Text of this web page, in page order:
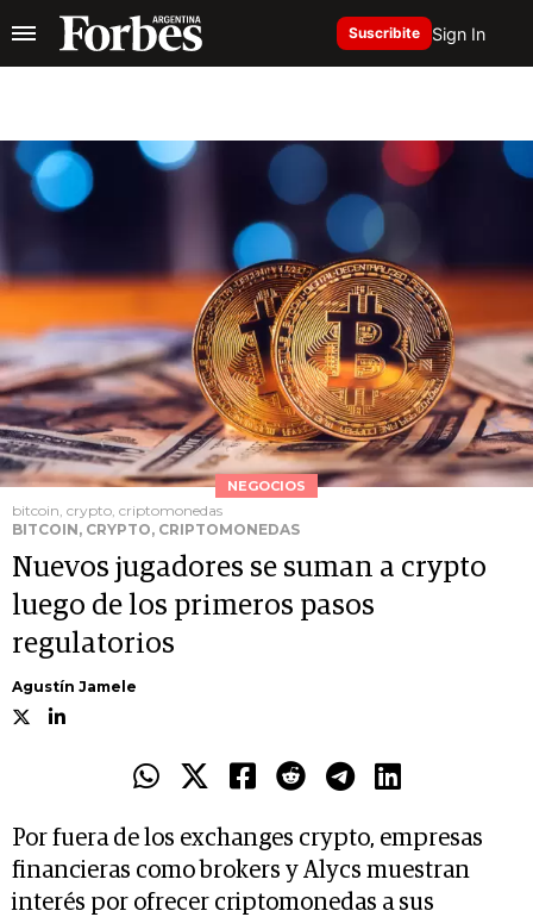
Suscribite Sign In
NEGOCIOS
bitcoin, crypto, criptomonedas
BITCOIN, CRYPTO, CRIPTOMONEDAS
Nuevos jugadores se suman a crypto
luego de los primeros pasos
regulatorios
Agustín Jamele
Por fuera de los exchanges crypto, empresas
financieras como brokers y Alycs muestran
interés por ofrecer criptomonedas a sus